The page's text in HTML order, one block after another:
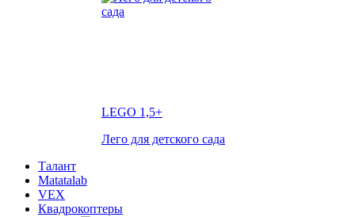
LEGO 1,5+
Лего для детского сада
Талант
Matatalab
VEX
Квадрокоптеры